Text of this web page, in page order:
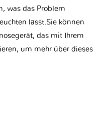
was das Problem
lässt.Sie können
das mit Ihrem
um mehr über dieses